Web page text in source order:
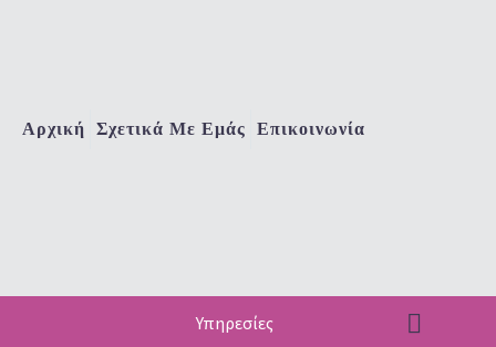
Αρχική Σχετικά Με Εμάς Επικοινωνία
Υπηρεσίες